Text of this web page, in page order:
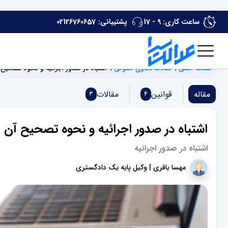
ساعت کاری: 9 - 17 پشتیبانی: 02126760657
صفحه اصلی مقالات دعاوی حقوقی اشتباه در صدور اجرائیه و نحوه
مقاله قوانین 4 مقالات 3
اشتباه در صدور اجرائیه و نحوه تصحیح آن
اشتباه در صدور اجرائیه
مهسا باقری | وکیل پایه یک دادگستری